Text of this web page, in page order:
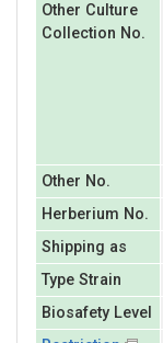
Other Culture
Collection No.
Other No.
Herberium No.
Shipping as
Type Strain
Biosafety Level